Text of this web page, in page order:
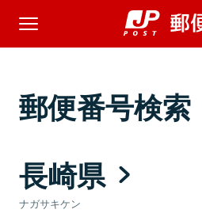
郵便番号検索
長崎県
ナガサキケン